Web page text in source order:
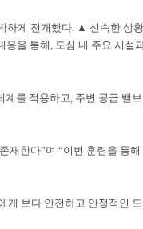
하게 전개했다. ▲ 신속한 상
응을 통해, 도심 내 주요 시설
계를 적용하고, 주변 공급 밸
재한다”며 “이번 훈련을 통
게 보다 안전하고 안정적인